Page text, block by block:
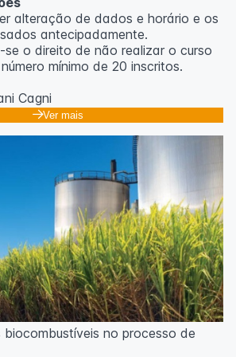
alteração de dados e horário e os
​​antecipadamente.
se o direito de não realizar o curso
mínimo de 20 inscritos.
Cagni
Ver mais
no processo de